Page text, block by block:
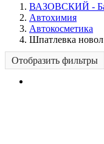
ВАЗОВСКИЙ -
Автохимия
Автокосметика
Шпатлевка
Отобразить фильтры